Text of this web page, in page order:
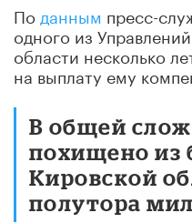
По данным пресс-
одного из
области несколько
на выплату ему
В общей
похищено из
Кировской
полутора